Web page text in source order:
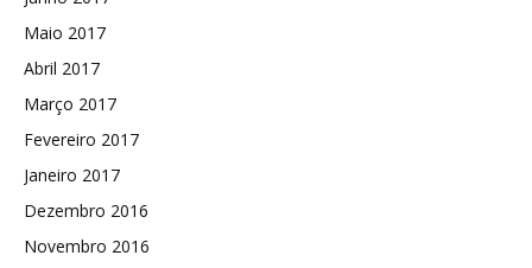
Maio 2017
Abril 2017
Março 2017
Fevereiro 2017
Janeiro 2017
Dezembro 2016
Novembro 2016